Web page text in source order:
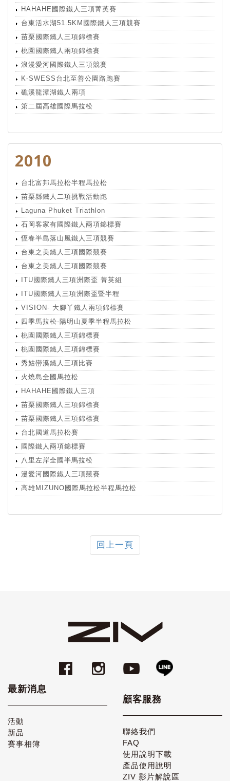
HAHAHE國際鐵人三項菁英賽
台東活水湖51.5KM國際鐵人三項競賽
苗栗國際鐵人三項錦標賽
桃園國際鐵人兩項錦標賽
浪漫愛河國際鐵人三項競賽
K-SWESS台北至善公園路跑賽
礁溪龍潭湖鐵人兩項
第二屆高雄國際馬拉松
2010
台北富邦馬拉松半程馬拉松
苗栗縣鐵人二項挑戰活動跑
Laguna Phuket Triathlon
石岡客家有國際鐵人兩項錦標賽
恆春半島落山風鐵人三項競賽
台東之美鐵人三項國際競賽
台東之美鐵人三項國際競賽
ITU國際鐵人三項洲際盃 菁英組
ITU國際鐵人三項洲際盃暨半程
VISION- 大腳丫鐵人兩項錦標賽
四季馬拉松-陽明山夏季半程馬拉松
桃園國際鐵人三項錦標賽
桃園國際鐵人三項錦標賽
秀姑巒溪鐵人三項比賽
火燒島全國馬拉松
HAHAHE國際鐵人三項
苗栗國際鐵人三項錦標賽
苗栗國際鐵人三項錦標賽
台北國道馬拉松賽
國際鐵人兩項錦標賽
八里左岸全國半馬拉松
漫愛河國際鐵人三項競賽
高雄MIZUNO國際馬拉松半程馬拉松
回上一頁
最新消息
活動
新品
賽事相簿
顧客服務
聯絡我們
FAQ
使用說明下載
產品使用說明
ZIV 影片解說區